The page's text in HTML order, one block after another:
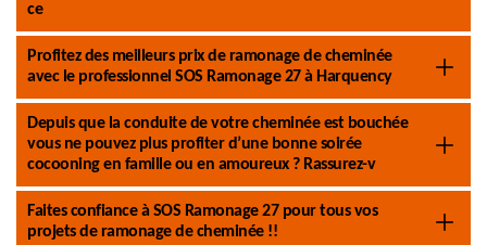
ce
Profitez des meilleurs prix de ramonage de cheminée
avec le professionnel SOS Ramonage 27 à Harquency
Depuis que la conduite de votre cheminée est bouchée
vous ne pouvez plus profiter d’une bonne soirée
cocooning en famille ou en amoureux ? Rassurez-v
Faites confiance à SOS Ramonage 27 pour tous vos
projets de ramonage de cheminée !!